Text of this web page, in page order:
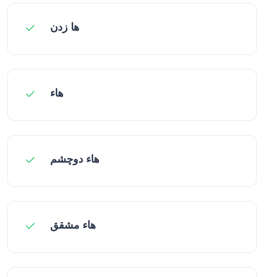
ها زدن
هاء
هاء دوچشم
هاء مشقق